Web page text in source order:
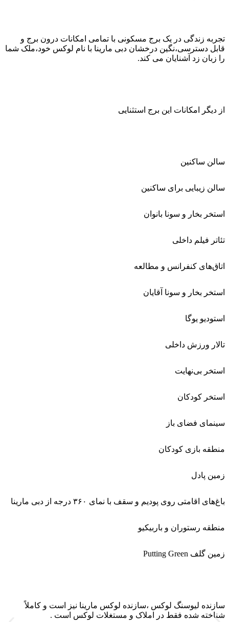
تجربه زندگی در یک برج مسکونی با تمامی امکانات درون برج و
قابل دسترسی،نگین درخشان دبی مارینا با نام لوکس خود،ملک شما
را زبان زد آشنایان می کند.
از دیگر امکانات این برج استثنایی
سالن ساکنین
سالن زیبایی برای ساکنین
استخر بخار و سونا بانوان
تئاتر فیلم داخلی
اتاق‌های کنفرانس و مطالعه
استخر بخار و سونا آقایان
استودیو یوگا
تالار ورزش داخلی
استخر بی‌نهایت
استخر کودکان
سینمای فضای باز
منطقه بازی کودکان
زمین پادل
باغ‌های اقامتی روی پودیم و سقف با نمای ۳۶۰ درجه از دبی مارینا
منطقه رستوران و باربیکیو
زمین گلف Putting Green
سازنده لیوسنگ لوکس ،سازنده لوکس مارینا نیز است و کاملاً
شناخته شده فقط در املاک و مستغلات لوکس است .